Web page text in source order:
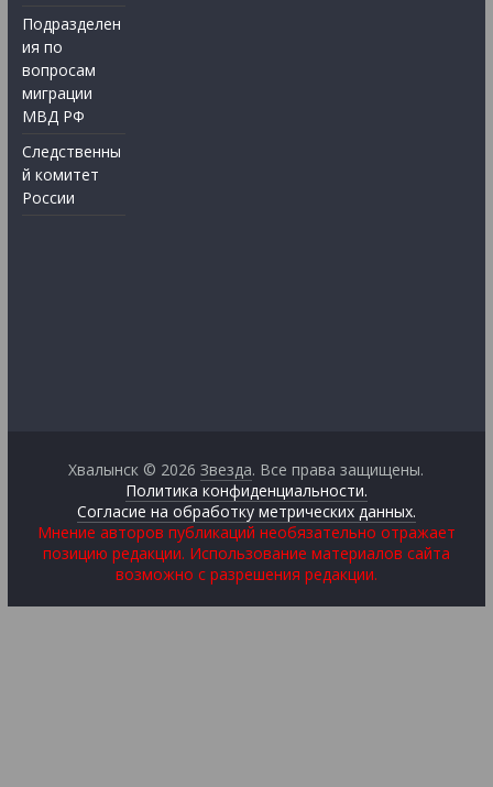
Подразделен
ия по
вопросам
миграции
МВД РФ
Следственны
й комитет
России
Хвалынск © 2026Звезда. Все права защищены.
Политика конфиденциальности.
Согласие на обработку метрических данных.
Мнение авторов публикаций необязательно отражает
позицию редакции. Использование материалов сайта
возможно с разрешения редакции.